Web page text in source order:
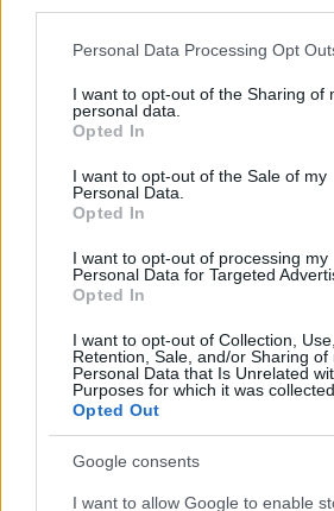
Please note that this website/app uses
not limited to your visit or usage
grant or deny consent to Google and
use your data for below specified
consent section.
Personal Data Processing Opt
I want to opt-out of the Sharing of
personal data.
Opted In
I want to opt-out of the Sale of my
Personal Data.
Opted In
I want to opt-out of processing my
Personal Data for Targeted
Opted In
I want to opt-out of Collection, Use,
Retention, Sale, and/or Sharing of
Personal Data that Is Unrelated
Purposes for which it was collected.
Opted Out
Google consents
I want to allow Google to enable
6 órája
Óriási bevétel-visszaesést